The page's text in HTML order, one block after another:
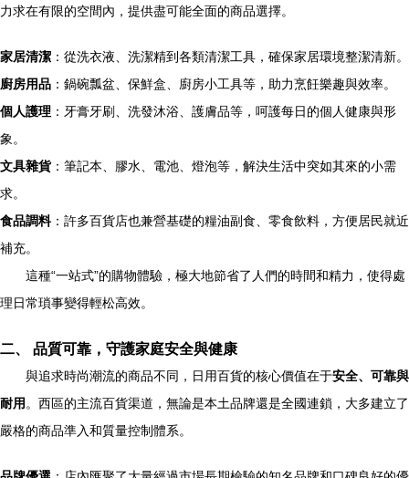
力求在有限的空間內，提供盡可能全面的商品選擇。
家居清潔 ：從洗衣液、洗潔精到各類清潔工具，確保家居環境整潔清新。
廚房用品 ：鍋碗瓢盆、保鮮盒、廚房小工具等，助力烹飪樂趣與效率。
個人護理 ：牙膏牙刷、洗發沐浴、護膚品等，呵護每日的個人健康與形
象。
文具雜貨：筆記本、膠水、電池、燈泡等，解決生活中突如其來的小需
求。
食品調料：許多百貨店也兼營基礎的糧油副食、零食飲料，方便居民就近
補充。
這種“一站式”的購物體驗，極大地節省了人們的時間和精力，使得處
理日常瑣事變得輕松高效。
二、 品質可靠，守護家庭安全與健康
與追求時尚潮流的商品不同，日用百貨的核心價值在于安全、可靠與
耐用 。西區的主流百貨渠道，無論是本土品牌還是全國連鎖，大多建立了
嚴格的商品準入和質量控制體系。